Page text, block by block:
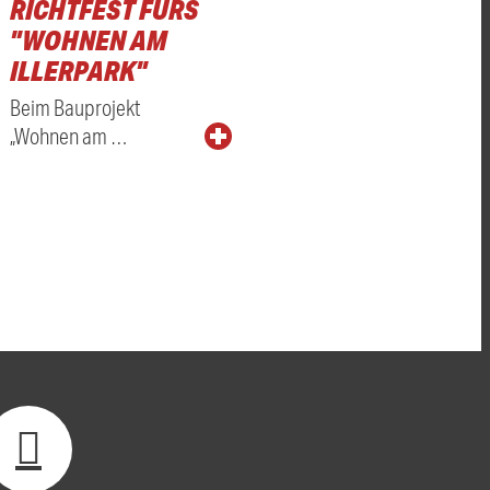
RICHTFEST FÜRS
"WOHNEN AM
ILLERPARK"
Beim Bauprojekt
„Wohnen am …